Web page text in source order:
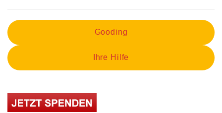
Gooding
Ihre Hilfe